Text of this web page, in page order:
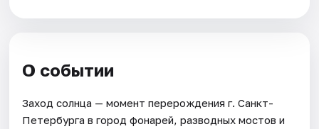
О событии
Заход солнца — момент перерождения г. Санкт-
Петербурга в город фонарей, разводных мостов и